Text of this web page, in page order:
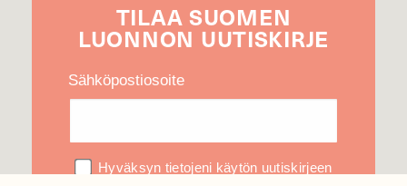
TILAA SUOMEN
LUONNON UUTIS­KIRJE
Sähköpostiosoite
Hyväksyn tietojeni käytön uutiskirjeen